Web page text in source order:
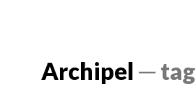
Archipel─ tag